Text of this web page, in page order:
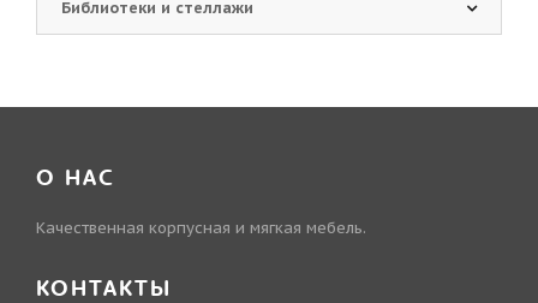
Библиотеки и стеллажи
О НАС
Качественная корпусная и мягкая мебель.
КОНТАКТЫ